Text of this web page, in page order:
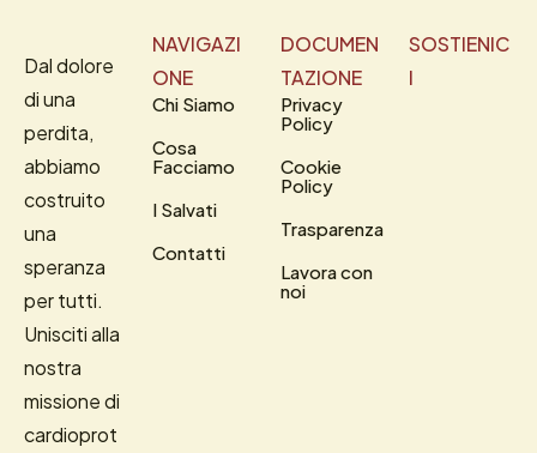
Dal dolore
di una
perdita,
abbiamo
costruito
una
speranza
per tutti.
Unisciti alla
nostra
missione di
cardioprot
NAVIGAZI
ONE
Chi Siamo
Cosa
Facciamo
I Salvati
Contatti
DOCUMEN
TAZIONE
Privacy
Policy
Cookie
Policy
Trasparenza
Lavora con
noi
SOSTIENIC
I